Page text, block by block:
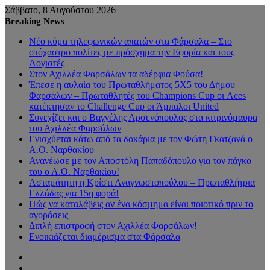
Σάββατο, 8 Αυγούστου 2026
Breaking News
Νέο κύμα τηλεφωνικών απατών στα Φάρσαλα – Στο
στόχαστρο πολίτες με πρόσχημα την Εφορία και τους
Λογιστές
Στον Αχιλλέα Φαρσάλων τα αδέρφια Φούσα!
Έπεσε η αυλαία του Πρωταθλήματος 5Χ5 του Δήμου
Φαρσάλων – Πρωταθλητές του Champions Cup οι Aces
κατέκτησαν το Challenge Cup οι Άμπαλοι United
Συνεχίζει και ο Βαγγέλης Αρσενόπουλος στα κιτρινόμαυρα
του Αχιλλέα Φαρσάλων
Ενισχύεται κάτω από τα δοκάρια με τον Φώτη Γκατζανά ο
Α.Ο. Ναρθακίου
Ανανέωσε με τον Αποστόλη Παπαδόπουλο για τον πάγκο
του ο Α.Ο. Ναρθακίου!
Ασταμάτητη η Κρίστι Αναγνωστοπούλου – Πρωταθλήτρια
Ελλάδας για 15η φορά!
Πώς να καταλάβεις αν ένα κόσμημα είναι ποιοτικό πριν το
αγοράσεις
Διπλή επιστροφή στον Αχιλλέα Φαρσάλων!
Ενοικιάζεται διαμέρισμα στα Φάρσαλα